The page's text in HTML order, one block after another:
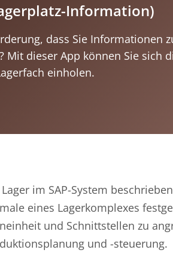
Information)
dass Sie Informationen
Mit dieser App können Sie sich
einholen.
im SAP-System
eines Lagerkomplexes
und Schnittstellen zu
und -steuerung.